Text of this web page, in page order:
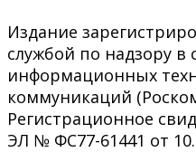
Издание
службой по надзору в
информационных
коммуникаций
Регистрационное
ЭЛ № ФС77-61441 от